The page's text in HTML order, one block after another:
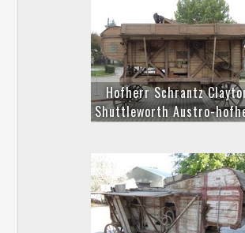
Hofherr Schrantz
Shuttleworth Austro-